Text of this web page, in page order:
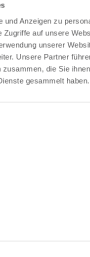
und Anzeigen zu
Zugriffe auf unsere
unserer
Unsere Partner
die Sie
gesammelt haben.